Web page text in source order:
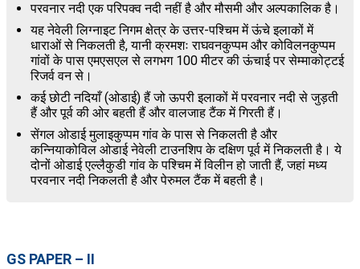
परवनार नदी एक परिपक्व नदी नहीं है और मौसमी और अल्पकालिक है।
यह नेवेली लिग्नाइट निगम क्षेत्र के उत्तर-पश्चिम में ऊंचे इलाकों में
धाराओं से निकलती है, यानी क्रमशः राघवनकुप्पम और कोविलनकुप्पम
गांवों के पास एमएसएल से लगभग 100 मीटर की ऊंचाई पर सेम्माकोट्टई
रिजर्व वन से।
कई छोटी नदियाँ (ओडाई) हैं जो ऊपरी इलाकों में परवनार नदी से जुड़ती
हैं और पूर्व की ओर बहती हैं और वालजाह टैंक में गिरती हैं।
सेंगल ओडाई मुलाइकुप्पम गांव के पास से निकलती है और
कन्नियाकोविल ओडाई नेवेली टाउनशिप के दक्षिण पूर्व में निकलती है। ये
दोनों ओडाई एल्लैकुडी गांव के पश्चिम में विलीन हो जाती हैं, जहां मध्य
परवनार नदी निकलती है और पेरुमल टैंक में बहती है।
GS PAPER – II